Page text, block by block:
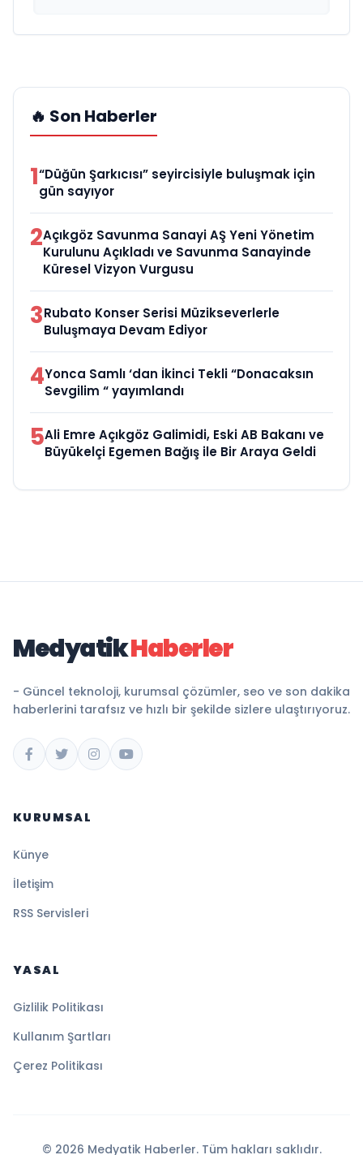
🔥 Son Haberler
1“Düğün Şarkıcısı” seyircisiyle buluşmak için
gün sayıyor
2Açıkgöz Savunma Sanayi AŞ Yeni Yönetim
Kurulunu Açıkladı ve Savunma Sanayinde
Küresel Vizyon Vurgusu
3Rubato Konser Serisi Müzikseverlerle
Buluşmaya Devam Ediyor
4Yonca Samlı ‘dan İkinci Tekli “Donacaksın
Sevgilim “ yayımlandı
5Ali Emre Açıkgöz Galimidi, Eski AB Bakanı ve
Büyükelçi Egemen Bağış ile Bir Araya Geldi
MedyatikHaberler
- Güncel teknoloji, kurumsal çözümler, seo ve son dakika
haberlerini tarafsız ve hızlı bir şekilde sizlere ulaştırıyoruz.
KURUMSAL
Künye
İletişim
RSS Servisleri
YASAL
Gizlilik Politikası
Kullanım Şartları
Çerez Politikası
© 2026 Medyatik Haberler. Tüm hakları saklıdır.